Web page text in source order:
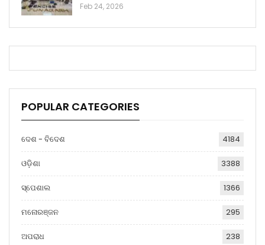
Feb 24, 2026
POPULAR CATEGORIES
ଦେଶ - ବିଦେଶ 4184
ଓଡ଼ିଶା 3388
ସ୍ପେଶାଲ 1366
ମନୋରଞ୍ଜନ 295
ଅପରାଧ 238